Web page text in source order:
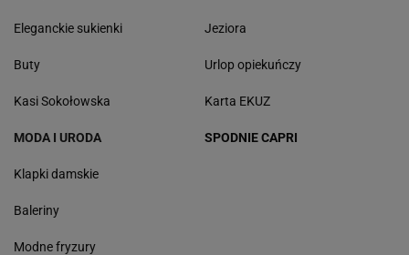
Eleganckie sukienki
Buty
Kasi Sokołowska
Jeziora
Urlop opiekuńczy
Karta EKUZ
MODA I URODA
Klapki damskie
Baleriny
Modne fryzury
SPODNIE CAPRI